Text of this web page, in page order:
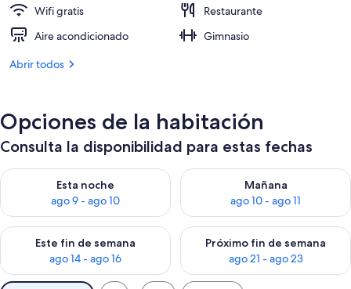
Wifi gratis
Restaurante
Aire acondicionado
Gimnasio
Abrir todos
Opciones de la habitación
Consulta la disponibilidad para estas fechas
Esta noche
ago 9 - ago 10
Consulta la disponibilidad para esta noche, ago 9 - ago 10
Mañana
ago 10 - ago 11
Consulta la disponibilidad
Este fin de semana
ago 14 - ago 16
Consulta la disponibilidad para este fin de semana, ago 14 -
Próximo fin de semana
ago 21 - ago 23
Consulta la disponibilidad